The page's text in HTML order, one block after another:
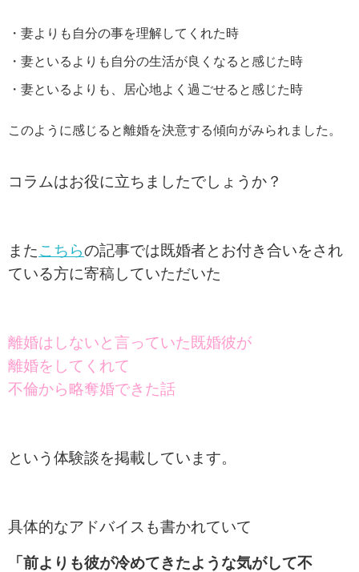
・妻よりも自分の事を理解してくれた時
・妻といるよりも自分の生活が良くなると感じた時
・妻といるよりも、居心地よく過ごせると感じた時
このように感じると離婚を決意する傾向がみられました。
コラムはお役に立ちましたでしょうか？
またこちらの記事では既婚者とお付き合いをされ
ている方に寄稿していただいた
離婚はしないと言っていた既婚彼が
離婚をしてくれて
不倫から略奪婚できた話
という体験談を掲載しています。
具体的なアドバイスも書かれていて
「前よりも彼が冷めてきたような気がして不